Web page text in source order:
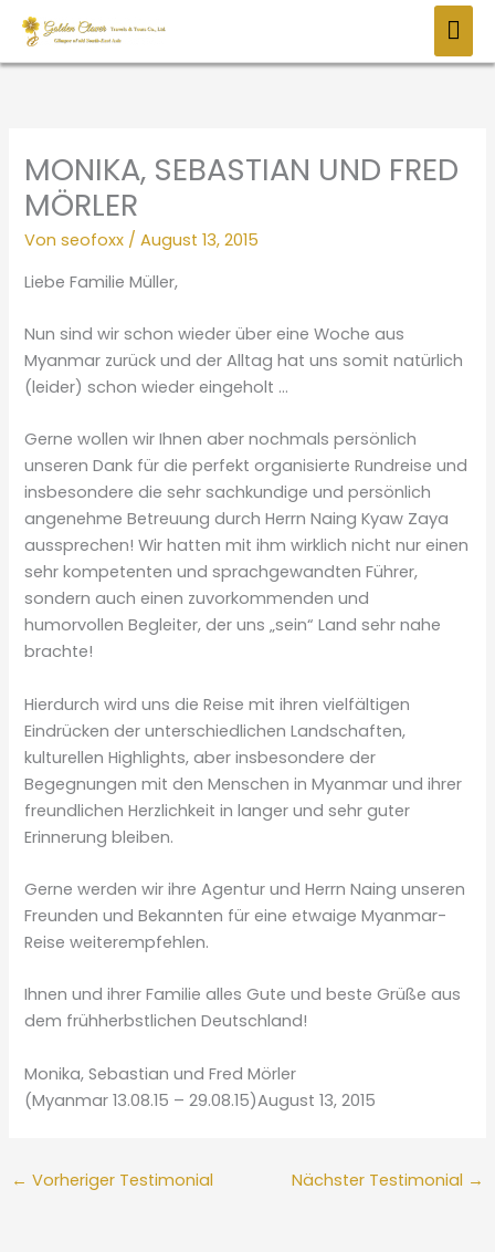
Zum
Inhalt
springen
MONIKA, SEBASTIAN UND FRED
MÖRLER
Vonseofoxx /August 13, 2015
Liebe Familie Müller,
Nun sind wir schon wieder über eine Woche aus
Myanmar zurück und der Alltag hat uns somit natürlich
(leider) schon wieder eingeholt …
Gerne wollen wir Ihnen aber nochmals persönlich
unseren Dank für die perfekt organisierte Rundreise und
insbesondere die sehr sachkundige und persönlich
angenehme Betreuung durch Herrn Naing Kyaw Zaya
aussprechen! Wir hatten mit ihm wirklich nicht nur einen
sehr kompetenten und sprachgewandten Führer,
sondern auch einen zuvorkommenden und
humorvollen Begleiter, der uns „sein“ Land sehr nahe
brachte!
Hierdurch wird uns die Reise mit ihren vielfältigen
Eindrücken der unterschiedlichen Landschaften,
kulturellen Highlights, aber insbesondere der
Begegnungen mit den Menschen in Myanmar und ihrer
freundlichen Herzlichkeit in langer und sehr guter
Erinnerung bleiben.
Gerne werden wir ihre Agentur und Herrn Naing unseren
Freunden und Bekannten für eine etwaige Myanmar-
Reise weiterempfehlen.
Ihnen und ihrer Familie alles Gute und beste Grüße aus
dem frühherbstlichen Deutschland!
Monika, Sebastian und Fred Mörler
(Myanmar 13.08.15 – 29.08.15)August 13, 2015
← Vorheriger Testimonial Nächster Testimonial →